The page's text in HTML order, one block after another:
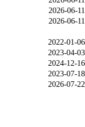
2026-06-11
2026-06-11
2022-01-06
2023-04-03
2024-12-16
2023-07-18
2026-07-22